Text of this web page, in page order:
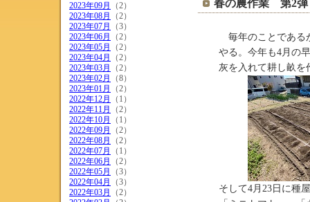
2023年09月
（2）
2023年08月
（2）
2023年07月
（3）
2023年06月
（2）
2023年05月
（2）
2023年04月
（2）
2023年03月
（2）
2023年02月
（8）
2023年01月
（2）
2022年12月
（1）
2022年11月
（2）
2022年10月
（1）
2022年09月
（2）
2022年08月
（2）
2022年07月
（1）
2022年06月
（2）
2022年05月
（3）
2022年04月
（3）
2022年03月
（2）
春の農作業 第2弾
毎年のことである
やる。今年も4月の
灰を入れて耕し畝を
そして4月23日に種